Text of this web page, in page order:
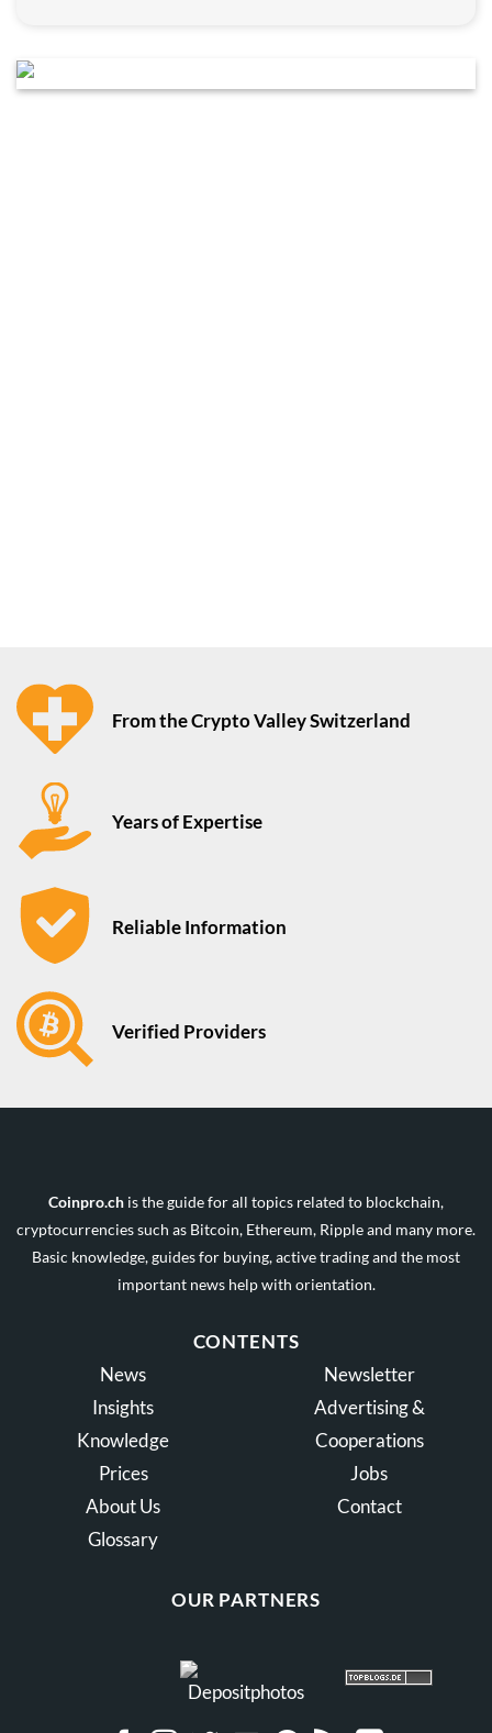
From the Crypto Valley Switzerland
Years of Expertise
Reliable Information
Verified Providers
Coinpro.ch is the guide for all topics related to blockchain,
cryptocurrencies such as Bitcoin, Ethereum, Ripple and many more.
Basic knowledge, guides for buying, active trading and the most
important news help with orientation.
CONTENTS
News
Insights
Knowledge
Prices
About Us
Glossary
Newsletter
Advertising &
Cooperations
Jobs
Contact
OUR PARTNERS